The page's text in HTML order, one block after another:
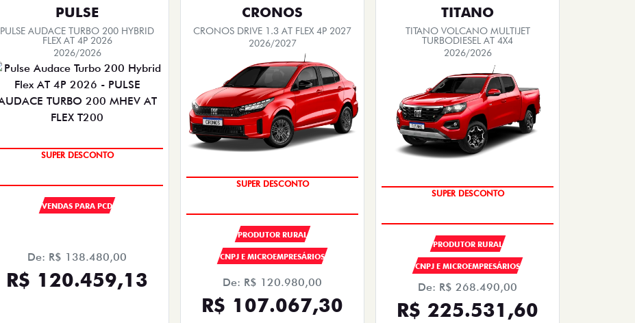
PULSE
PULSE AUDACE TURBO 200 HYBRID
FLEX AT 4P 2026
2026/2026
SUPER DESCONTO
VENDAS PARA PCD
De: R$ 138.480,00
R$ 120.459,13
CRONOS
CRONOS DRIVE 1.3 AT FLEX 4P 2027
2026/2027
SUPER DESCONTO
PRODUTOR RURAL
CNPJ E MICROEMPRESÁRIOS
De: R$ 120.980,00
R$ 107.067,30
TITANO
TITANO VOLCANO MULTIJET
TURBODIESEL AT 4X4
2026/2026
SUPER DESCONTO
PRODUTOR RURAL
CNPJ E MICROEMPRESÁRIOS
De: R$ 268.490,00
R$ 225.531,60